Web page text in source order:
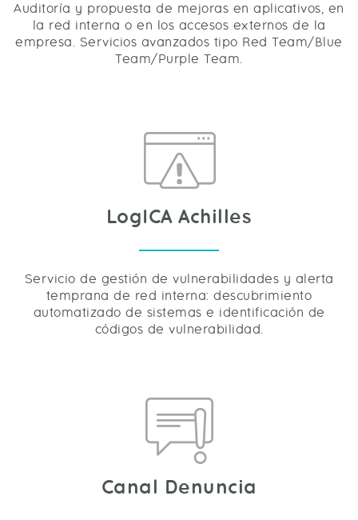
Auditoría y propuesta de mejoras en aplicativos, en
la red interna o en los accesos externos de la
empresa. Servicios avanzados tipo Red Team/Blue
Team/Purple Team.
LogICA Achilles
Servicio de gestión de vulnerabilidades y alerta
temprana de red interna: descubrimiento
automatizado de sistemas e identificación de
códigos de vulnerabilidad.
Canal Denuncia